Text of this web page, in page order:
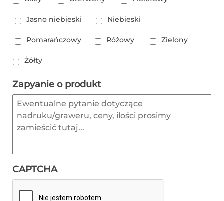
Jasno niebieski Niebieski
Pomarańczowy Różowy Zielony
Żółty
Zapyanie o produkt
CAPTCHA